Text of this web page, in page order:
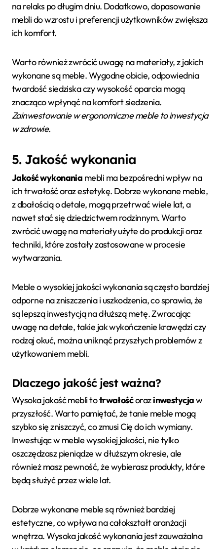
na relaks po długim dniu. Dodatkowo, dopasowanie
mebli do wzrostu i preferencji użytkowników zwiększa
ich komfort.
Warto również zwrócić uwagę na materiały, z jakich
wykonane są meble. Wygodne obicie, odpowiednia
twardość siedziska czy wysokość oparcia mogą
znacząco wpłynąć na komfort siedzenia.
Zainwestowanie w ergonomiczne meble to inwestycja
w zdrowie.
5. Jakość wykonania
Jakość wykonania mebli ma bezpośredni wpływ na
ich trwałość oraz estetykę. Dobrze wykonane meble,
z dbałością o detale, mogą przetrwać wiele lat, a
nawet stać się dziedzictwem rodzinnym. Warto
zwrócić uwagę na materiały użyte do produkcji oraz
techniki, które zostały zastosowane w procesie
wytwarzania.
Meble o wysokiej jakości wykonania są często bardziej
odporne na zniszczenia i uszkodzenia, co sprawia, że
są lepszą inwestycją na dłuższą metę. Zwracając
uwagę na detale, takie jak wykończenie krawędzi czy
rodzaj okuć, można uniknąć przyszłych problemów z
użytkowaniem mebli.
Dlaczego jakość jest ważna?
Wysoka jakość mebli totrwałośćorazinwestycjaw
przyszłość. Warto pamiętać, że tanie meble mogą
szybko się zniszczyć, co zmusi Cię do ich wymiany.
Inwestując w meble wysokiej jakości, nie tylko
oszczędzasz pieniądze w dłuższym okresie, ale
również masz pewność, że wybierasz produkty, które
będą służyć przez wiele lat.
Dobrze wykonane meble są również bardziej
estetyczne, co wpływa na całokształt aranżacji
wnętrza. Wysoka jakość wykonania jest zauważalna